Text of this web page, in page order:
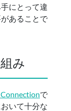
にとって違
あることで
み
で
いて十分な